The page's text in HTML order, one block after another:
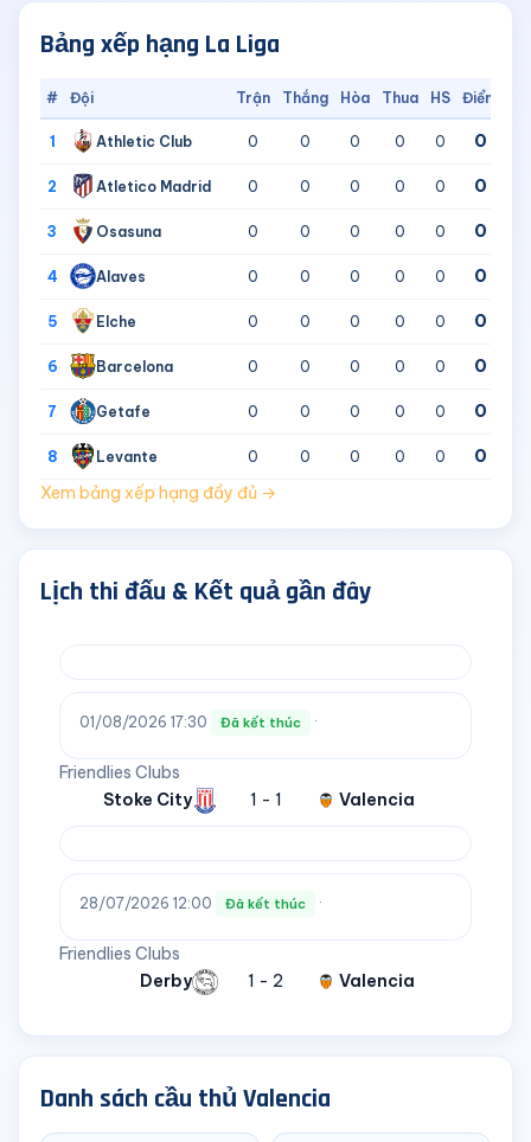
Bảng xếp hạng La Liga
# Đội Trận Thắng Hòa Thua HS Điểm
1 Athletic Club 0 0 0 0 0 0
2 Atletico Madrid 0 0 0 0 0 0
3 Osasuna 0 0 0 0 0 0
4 Alaves 0 0 0 0 0 0
5 Elche 0 0 0 0 0 0
6 Barcelona 0 0 0 0 0 0
7 Getafe 0 0 0 0 0 0
8 Levante 0 0 0 0 0
0
Xem bảng xếp hạng đầy đủ →
Lịch thi đấu & Kết quả gần đây
01/08/2026 17:30 Đã kết thúc ·
Friendlies Clubs
Stoke City
1 - 1 Valencia
28/07/2026 12:00 Đã kết thúc ·
Friendlies Clubs
Derby
1 - 2 Valencia
Danh sách cầu thủ Valencia